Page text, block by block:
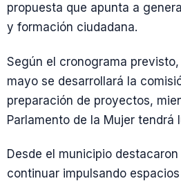
propuesta que apunta a
y formación ciudadana.
Según el cronograma
mayo se desarrollará la
preparación de proyectos,
Parlamento de la Mujer tendrá
Desde el municipio
continuar impulsando